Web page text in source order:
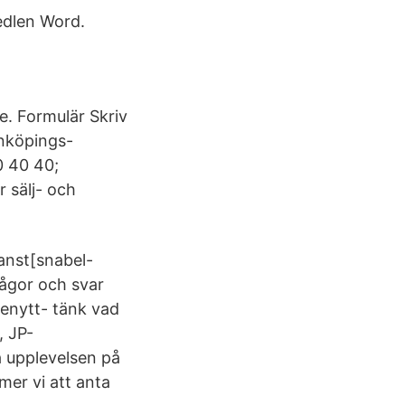
Word.
Formulär Skriv
40 40;
sälj- och
och svar
tänk vad
JP-
på
vi att anta